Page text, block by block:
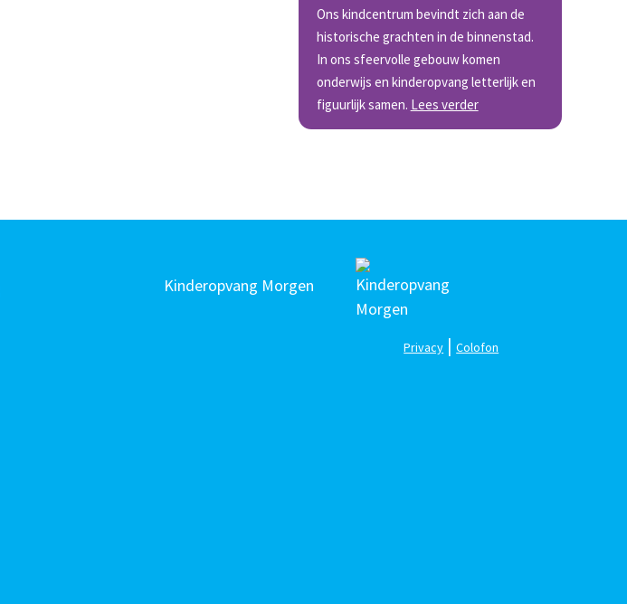
Ons kindcentrum bevindt zich aan de
historische grachten in de binnenstad.
In ons sfeervolle gebouw komen
onderwijs en kinderopvang letterlijk en
figuurlijk samen. Lees verder
Kinderopvang Morgen
Privacy |Colofon